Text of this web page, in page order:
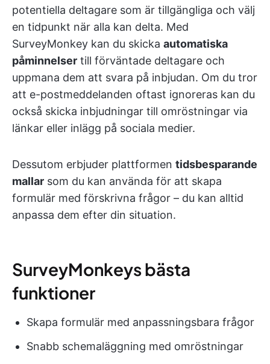
potentiella deltagare som är tillgängliga och välj
en tidpunkt när alla kan delta. Med
SurveyMonkey kan du skicka automatiska
påminnelser till förväntade deltagare och
uppmana dem att svara på inbjudan. Om du tror
att e-postmeddelanden oftast ignoreras kan du
också skicka inbjudningar till omröstningar via
länkar eller inlägg på sociala medier.
Dessutom erbjuder plattformen tidsbesparande
mallar som du kan använda för att skapa
formulär med förskrivna frågor – du kan alltid
anpassa dem efter din situation.
SurveyMonkeys bästa
funktioner
Skapa formulär med anpassningsbara frågor
Snabb schemaläggning med omröstningar